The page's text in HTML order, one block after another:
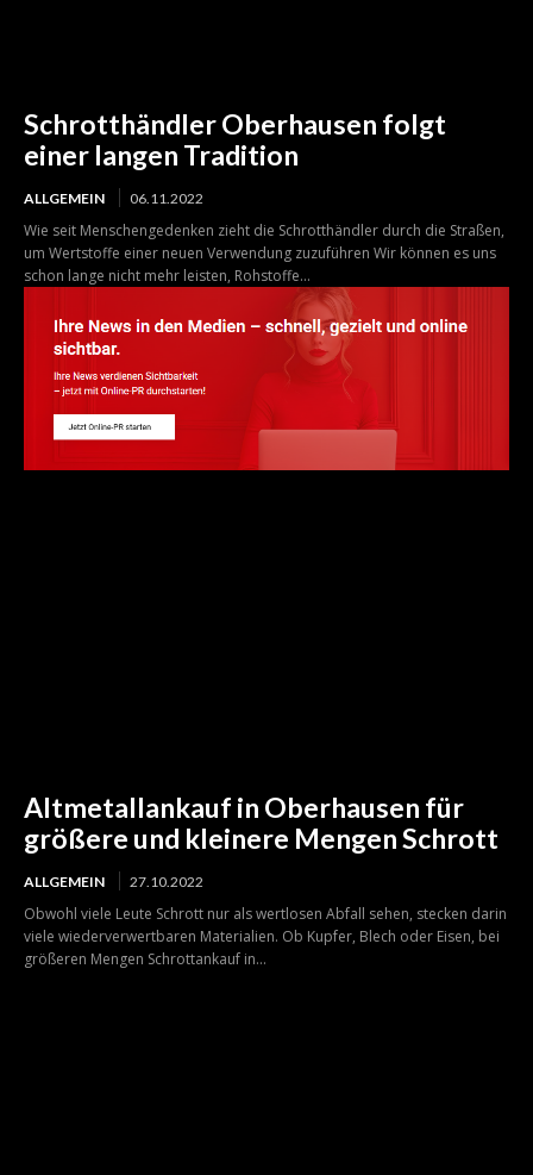
Schrotthändler Oberhausen folgt
einer langen Tradition
ALLGEMEIN 06.11.2022
Wie seit Menschengedenken zieht die Schrotthändler durch die Straßen,
um Wertstoffe einer neuen Verwendung zuzuführen Wir können es uns
schon lange nicht mehr leisten, Rohstoffe...
Altmetallankauf in Oberhausen für
größere und kleinere Mengen Schrott
ALLGEMEIN 27.10.2022
Obwohl viele Leute Schrott nur als wertlosen Abfall sehen, stecken darin
viele wiederverwertbaren Materialien. Ob Kupfer, Blech oder Eisen, bei
größeren Mengen Schrottankauf in...